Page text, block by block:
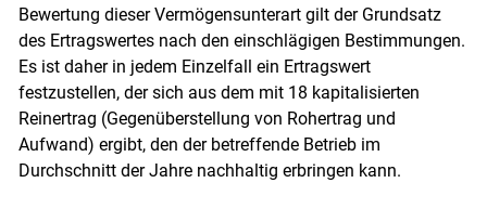
Bewertung dieser Vermögensunterart gilt der Grundsatz
des Ertragswertes nach den einschlägigen Bestimmungen.
Es ist daher in jedem Einzelfall ein Ertragswert
festzustellen, der sich aus dem mit 18 kapitalisierten
Reinertrag (Gegenüberstellung von Rohertrag und
Aufwand) ergibt, den der betreffende Betrieb im
Durchschnitt der Jahre nachhaltig erbringen kann.